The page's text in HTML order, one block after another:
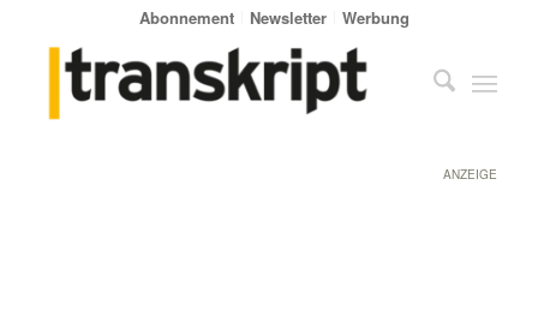
Abonnement Newsletter Werbung
ANZEIGE